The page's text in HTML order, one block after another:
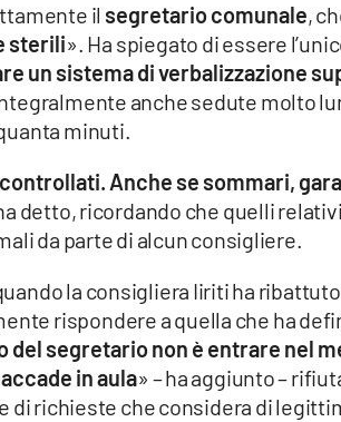
il segretario comunale,
sterili». Ha spiegato di essere
un sistema di verbalizzazione
anche sedute molto
minuti.
Anche se sommari,
detto, ricordando che quelli
da parte di alcun consigliere.
la consigliera Iiriti ha
rispondere a quella che ha
del segretario non è entrare nel
in aula» – ha aggiunto –
di richieste che considera di